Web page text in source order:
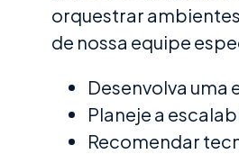
orquestrar
de nossa equipe
Desenvolva uma
Planeje a
Recomendar